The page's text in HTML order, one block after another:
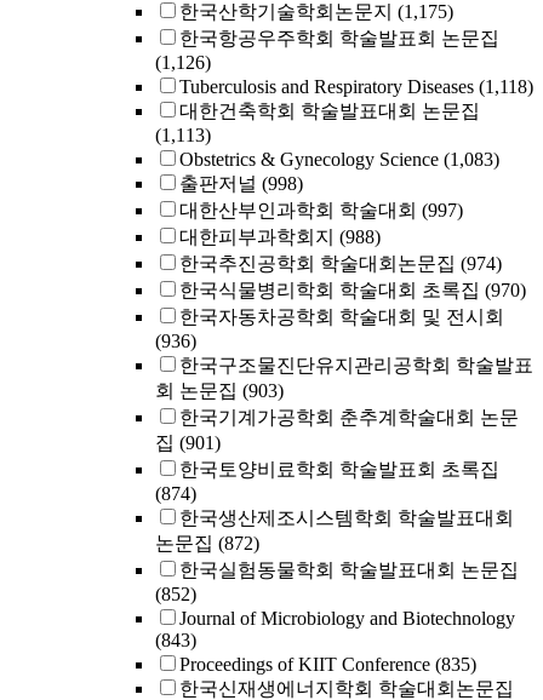
한국산학기술학회논문지 (1,175)
한국항공우주학회 학술발표회 논문집
(1,126)
Tuberculosis and Respiratory Diseases (1,118)
대한건축학회 학술발표대회 논문집
(1,113)
Obstetrics & Gynecology Science (1,083)
출판저널 (998)
대한산부인과학회 학술대회 (997)
대한피부과학회지 (988)
한국추진공학회 학술대회논문집 (974)
한국식물병리학회 학술대회 초록집 (970)
한국자동차공학회 학술대회 및 전시회
(936)
한국구조물진단유지관리공학회 학술발표
회 논문집 (903)
한국기계가공학회 춘추계학술대회 논문
집 (901)
한국토양비료학회 학술발표회 초록집
(874)
한국생산제조시스템학회 학술발표대회
논문집 (872)
한국실험동물학회 학술발표대회 논문집
(852)
Journal of Microbiology and Biotechnology
(843)
Proceedings of KIIT Conference (835)
한국신재생에너지학회 학술대회논문집